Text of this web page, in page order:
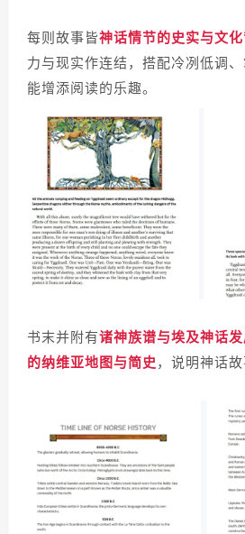
每则故事皆神话情节的史实与文
力与现实作连结，搭配冷冽低调
能增添阅读的乐趣。
书末并附有诸神族谱与埃及神话
的纳维亚地图与简史，说明神话